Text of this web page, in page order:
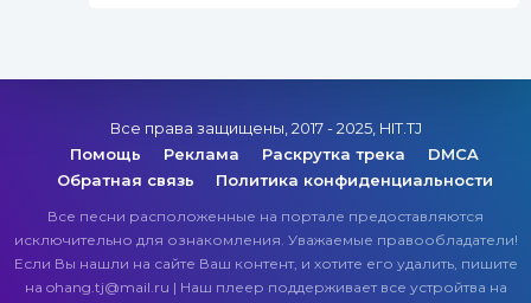
Все права защищены, 2017 - 2025, HIT.TJ
Помощь
Реклама Раскрутка трека
DMCA
Обратная связь
Политика конфиденциальности
Все песни расположенные на портале предоставляются
исключительно для ознакомления. Уважаемые правообладатели!
Если Вы нашли на сайте Ваш контент, и хотите его удалить, пишите
на ohang.tj@mail.ru | Наш плеер поддерживает все устройтва на